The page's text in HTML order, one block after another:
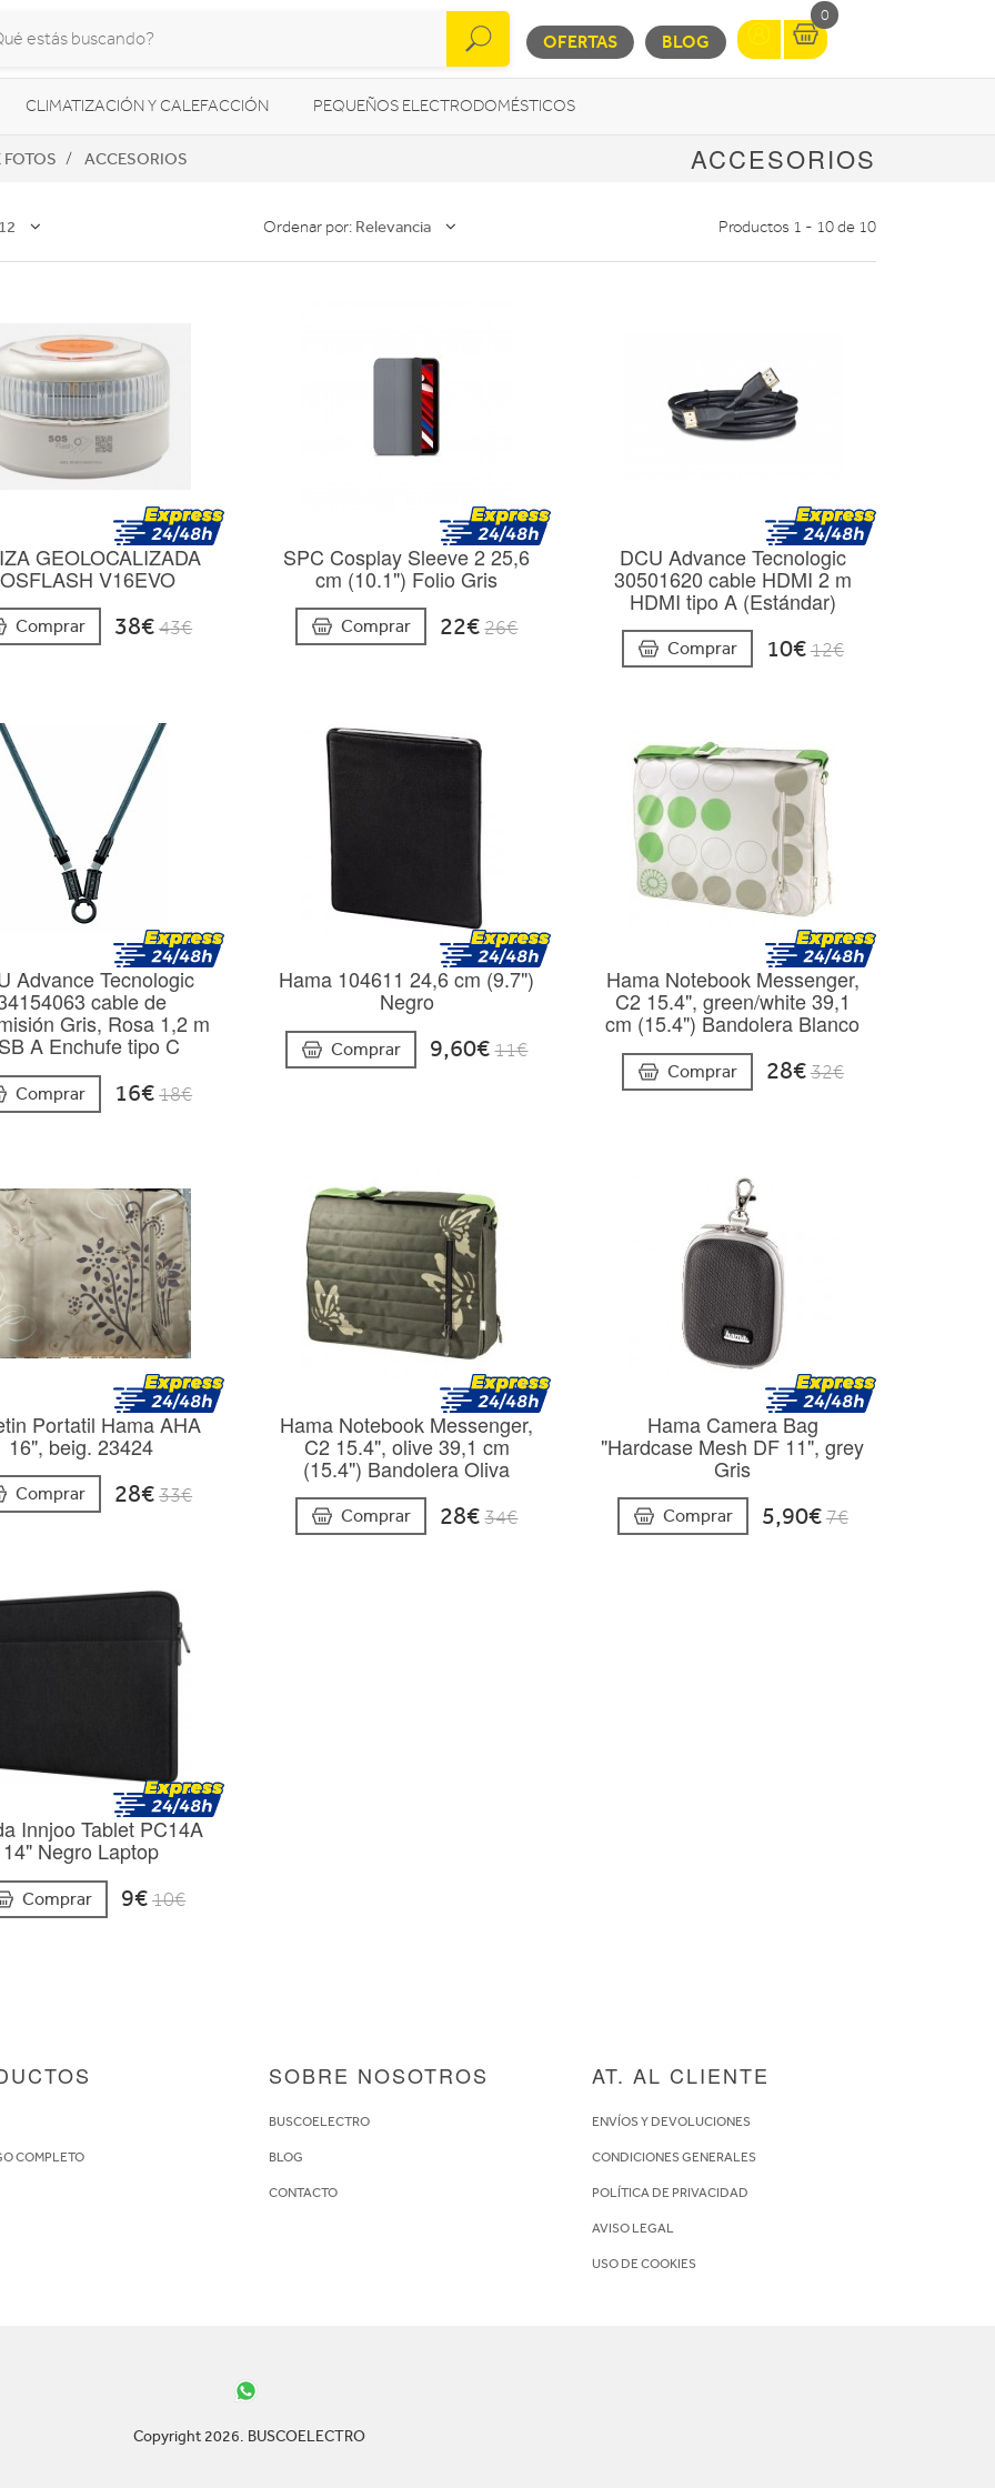
OFERTAS BLOG
0
CLIMATIZACIÓN Y CALEFACCIÓN PEQUEÑOS ELECTRODOMÉSTICOS
SONIDO / AUDIO MOVILIDAD URBANA
HIGIENE Y SALUD ENERGÍA
ACCESORIOS ACCESORIOS
Ordenar por: Relevancia Productos 1 - 10 de 10
GEOLOCALIZADA
V16EVO
Comprar 38€43€
SPC Cosplay Sleeve 2 25,6
cm (10.1") Folio Gris
Comprar 22€26€
DCU Advance Tecnologic
30501620 cable HDMI 2 m
HDMI tipo A (Estándar)
Comprar 10€12€
Advance Tecnologic
cable de
Gris, Rosa 1,2 m
A Enchufe tipo C
Comprar 16€18€
Hama 104611 24,6 cm (9.7")
Negro
Comprar 9,60€11€
Hama Notebook Messenger,
C2 15.4", green/white 39,1
cm (15.4") Bandolera Blanco
Comprar 28€32€
Portatil Hama AHA
16", beig. 23424
Comprar 28€33€
Hama Notebook Messenger,
C2 15.4", olive 39,1 cm
(15.4") Bandolera Oliva
Comprar 28€34€
Hama Camera Bag
"Hardcase Mesh DF 11", grey
Gris
Comprar 5,90€7€
Innjoo Tablet PC14A
14" Negro Laptop
Comprar 9€10€
COMPLETO
SOBRE NOSOTROS
BUSCOELECTRO
BLOG
CONTACTO
AT. AL CLIENTE
ENVÍOS Y DEVOLUCIONES
CONDICIONES GENERALES
POLÍTICA DE PRIVACIDAD
AVISO LEGAL
USO DE COOKIES
Copyright 2026. BUSCOELECTRO